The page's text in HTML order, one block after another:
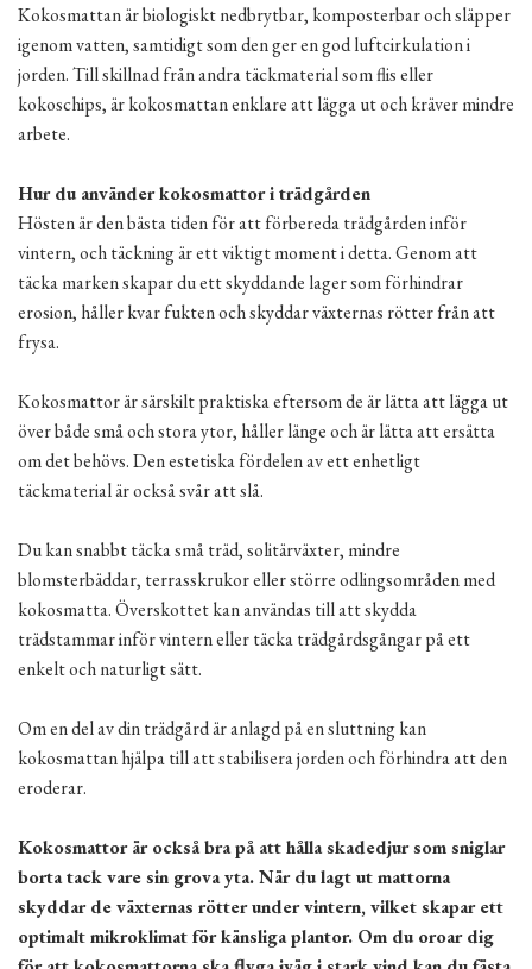
Kokosmattan är biologiskt nedbrytbar, komposterbar och släpper
igenom vatten, samtidigt som den ger en god luftcirkulation i
jorden. Till skillnad från andra täckmaterial som flis eller
kokoschips, är kokosmattan enklare att lägga ut och kräver mindre
arbete.
Hur du använder kokosmattor i trädgården
Hösten är den bästa tiden för att förbereda trädgården inför
vintern, och täckning är ett viktigt moment i detta. Genom att
täcka marken skapar du ett skyddande lager som förhindrar
erosion, håller kvar fukten och skyddar växternas rötter från att
frysa.
Kokosmattor är särskilt praktiska eftersom de är lätta att lägga ut
över både små och stora ytor, håller länge och är lätta att ersätta
om det behövs. Den estetiska fördelen av ett enhetligt
täckmaterial är också svår att slå.
Du kan snabbt täcka små träd, solitärväxter, mindre
blomsterbäddar, terrasskrukor eller större odlingsområden med
kokosmatta. Överskottet kan användas till att skydda
trädstammar inför vintern eller täcka trädgårdsgångar på ett
enkelt och naturligt sätt.
Om en del av din trädgård är anlagd på en sluttning kan
kokosmattan hjälpa till att stabilisera jorden och förhindra att den
eroderar.
Kokosmattor är också bra på att hålla skadedjur som sniglar
borta tack vare sin grova yta. När du lagt ut mattorna
skyddar de växternas rötter under vintern, vilket skapar ett
optimalt mikroklimat för känsliga plantor. Om du oroar dig